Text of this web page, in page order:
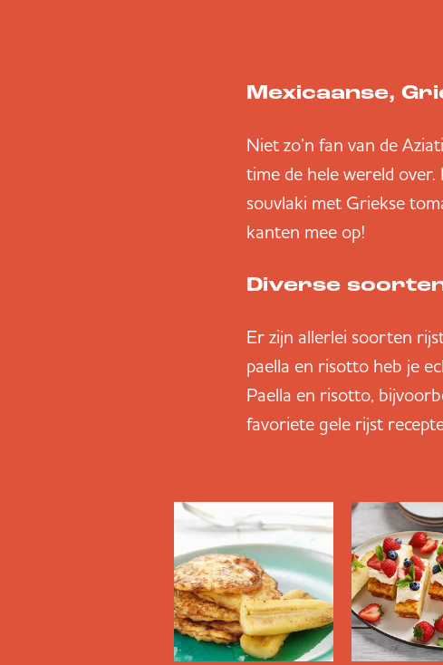
Mexicaanse,
Niet zo’n fan van de
time de hele wereld
souvlaki met Griekse
kanten mee op!
Diverse
Er zijn allerlei soorten
paella en risotto heb je
Paella en risotto,
favoriete gele rijst